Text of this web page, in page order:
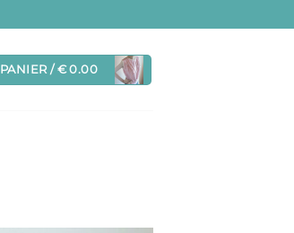
PANIER /€0.00